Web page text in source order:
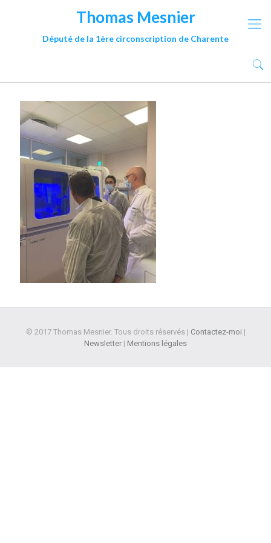
Thomas Mesnier
Député de la 1ère circonscription de Charente
© 2017 Thomas Mesnier. Tous droits réservés | Contactez-moi |
Newsletter | Mentions légales